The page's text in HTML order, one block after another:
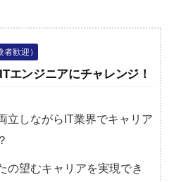
歓迎）
エンジニアにチャレンジ！
立しながらIT業界でキャリア
の望むキャリアを実現でき